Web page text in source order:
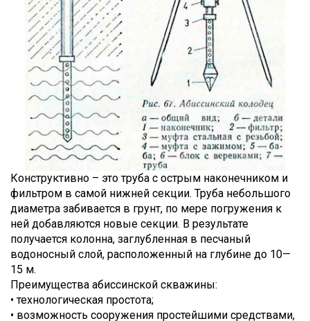
Конструктивно – это труба с острым наконечником и
фильтром в самой нижней секции. Труба небольшого
диаметра забивается в грунт, по мере погружения к
ней добавляются новые секции. В результате
получается колонна, заглубленная в песчаный
водоносный слой, расположенный на глубине до 10—
15 м.
Преимущества абиссинской скважины:
• технологическая простота;
• возможность сооружения простейшими средствами,